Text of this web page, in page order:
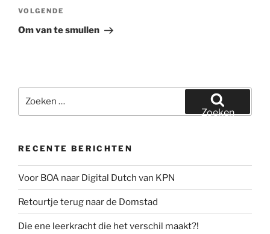
Volgend
bericht
VOLGENDE
Om van te smullen
naar:
Zoeken
RECENTE BERICHTEN
Voor BOA naar Digital Dutch van KPN
Retourtje terug naar de Domstad
Die ene leerkracht die het verschil maakt?!